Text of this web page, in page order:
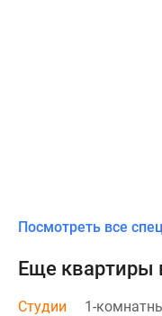
Посмотреть все
Еще квартиры
Студии 1-